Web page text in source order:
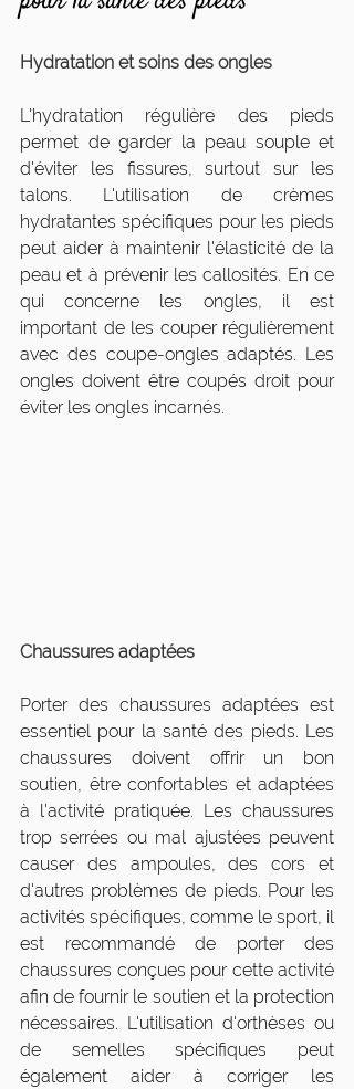
Hydratation et soins des ongles
L'hydratation régulière des pieds
permet de garder la peau souple et
d'éviter les fissures, surtout sur les
talons. L'utilisation de crèmes
hydratantes spécifiques pour les pieds
peut aider à maintenir l'élasticité de la
peau et à prévenir les callosités. En ce
qui concerne les ongles, il est
important de les couper régulièrement
avec des coupe-ongles adaptés. Les
ongles doivent être coupés droit pour
éviter les ongles incarnés.
Chaussures adaptées
Porter des chaussures adaptées est
essentiel pour la santé des pieds. Les
chaussures doivent offrir un bon
soutien, être confortables et adaptées
à l'activité pratiquée. Les chaussures
trop serrées ou mal ajustées peuvent
causer des ampoules, des cors et
d'autres problèmes de pieds. Pour les
activités spécifiques, comme le sport, il
est recommandé de porter des
chaussures conçues pour cette activité
afin de fournir le soutien et la protection
nécessaires. L'utilisation d'orthèses ou
de semelles spécifiques peut
également aider à corriger les